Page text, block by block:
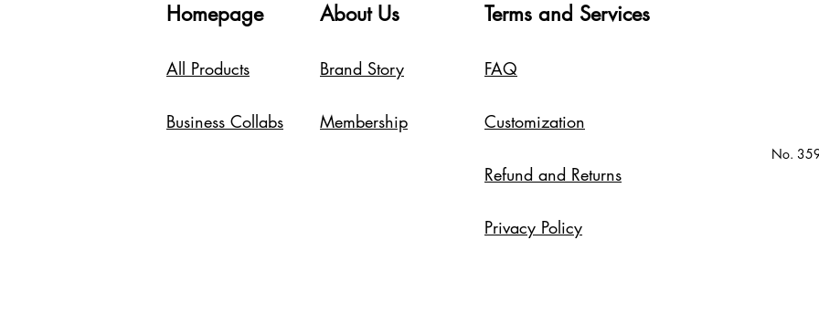
Homepage About Us Terms and Services
All Products Brand Story FAQ
Membership Customization
Refund and Returns
Privacy Policy
Business Collabs
No.